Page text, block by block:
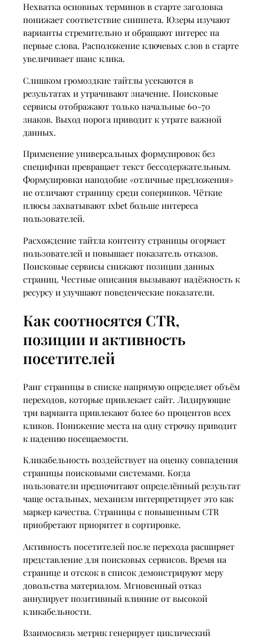
Нехватка основных терминов в старте заголовка
понижает соответствие сниппета. Юзеры изучают
варианты стремительно и обращают интерес на
первые слова. Расположение ключевых слов в старте
увеличивает шанс клика.
Слишком громоздкие тайтлы усекаются в
результатах и утрачивают значение. Поисковые
сервисы отображают только начальные 60-70
знаков. Выход порога приводит к утрате важной
данных.
Применение универсальных формулировок без
специфики превращает текст бессодержательным.
Формулировки наподобие «отличные предложения»
не отличают страницу среди соперников. Чёткие
плюсы захватывают 1xbet больше интереса
пользователей.
Расхождение тайтла контенту страницы огорчает
пользователей и повышает показатель отказов.
Поисковые сервисы снижают позиции данных
страниц. Честные описания вызывают надёжность к
ресурсу и улучшают поведенческие показатели.
Как соотносятся CTR,
позиции и активность
посетителей
Ранг страницы в списке напрямую определяет объём
переходов, которые привлекает сайт. Лидирующие
три варианта привлекают более 60 процентов всех
кликов. Понижение места на одну строчку приводит
к падению посещаемости.
Кликабельность воздействует на оценку совпадения
страницы поисковыми системами. Когда
пользователи предпочитают определённый результат
чаще остальных, механизм интерпретирует это как
маркер качества. Страницы с повышенным CTR
приобретают приоритет в сортировке.
Активность посетителей после перехода расширяет
представление для поисковых сервисов. Время на
странице и отскок в список демонстрируют меру
довольства материалом. Мгновенный отказ
аннулирует позитивный влияние от высокой
кликабельности.
Взаимосвязь метрик генерирует циклический